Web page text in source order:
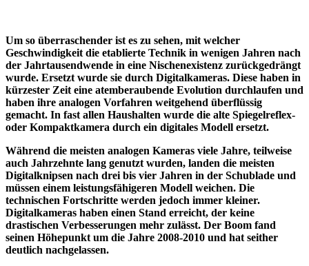
Um so überraschender ist es zu sehen, mit welcher
Geschwindigkeit die etablierte Technik in wenigen Jahren nach
der Jahrtausendwende in eine Nischenexistenz zurückgedrängt
wurde. Ersetzt wurde sie durch Digitalkameras. Diese haben in
kürzester Zeit eine atemberaubende Evolution durchlaufen und
haben ihre analogen Vorfahren weitgehend überflüssig
gemacht. In fast allen Haushalten wurde die alte Spiegelreflex-
oder Kompaktkamera durch ein digitales Modell ersetzt.
Während die meisten analogen Kameras viele Jahre, teilweise
auch Jahrzehnte lang genutzt wurden, landen die meisten
Digitalknipsen nach drei bis vier Jahren in der Schublade und
müssen einem leistungsfähigeren Modell weichen. Die
technischen Fortschritte werden jedoch immer kleiner.
Digitalkameras haben einen Stand erreicht, der keine
drastischen Verbesserungen mehr zulässt. Der Boom fand
seinen Höhepunkt um die Jahre 2008-2010 und hat seither
deutlich nachgelassen.